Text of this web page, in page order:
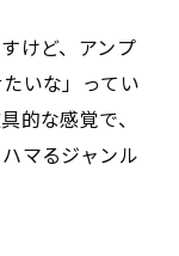
けど、アンプ
いな」ってい
的な感覚で、
マるジャンル